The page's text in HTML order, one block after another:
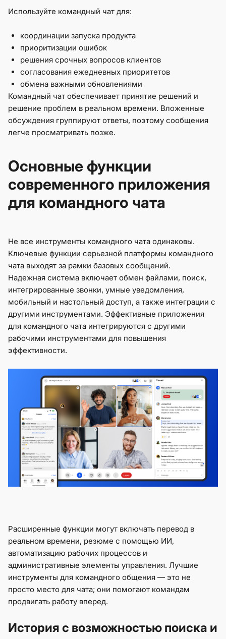
Используйте командный чат для:
координации запуска продукта
приоритизации ошибок
решения срочных вопросов клиентов
согласования ежедневных приоритетов
обмена важными обновлениями
Командный чат обеспечивает принятие решений и
решение проблем в реальном времени. Вложенные
обсуждения группируют ответы, поэтому сообщения
легче просматривать позже.
Основные функции
современного приложения
для командного чата
Не все инструменты командного чата одинаковы.
Ключевые функции серьезной платформы командного
чата выходят за рамки базовых сообщений.
Надежная система включает обмен файлами, поиск,
интегрированные звонки, умные уведомления,
мобильный и настольный доступ, а также интеграции с
другими инструментами. Эффективные приложения
для командного чата интегрируются с другими
рабочими инструментами для повышения
эффективности.
Расширенные функции могут включать перевод в
реальном времени, резюме с помощью ИИ,
автоматизацию рабочих процессов и
административные элементы управления. Лучшие
инструменты для командного общения — это не
просто место для чата; они помогают командам
продвигать работу вперед.
История с возможностью поиска и